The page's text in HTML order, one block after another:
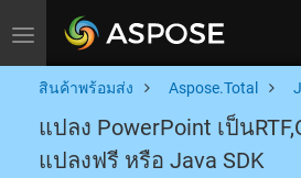
Toggle navigation
สินค้าพร้อมส่ง Aspose.Total
แปลง PowerPoint เป็น
แปลงฟรี หรือ Java SDK